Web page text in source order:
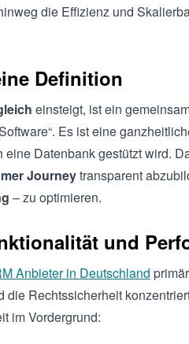
die Effizienz und
Definition
einsteigt, ist ein
Es ist eine
eine Datenbank gestützt wird.
Journeytransparent
– zu optimieren.
und
Anbieter in Deutschland
die Rechtssicherheit
im Vordergrund: